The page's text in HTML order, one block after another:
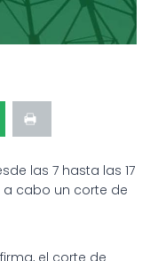
las 7 hasta las 17
a cabo un corte de
el corte de